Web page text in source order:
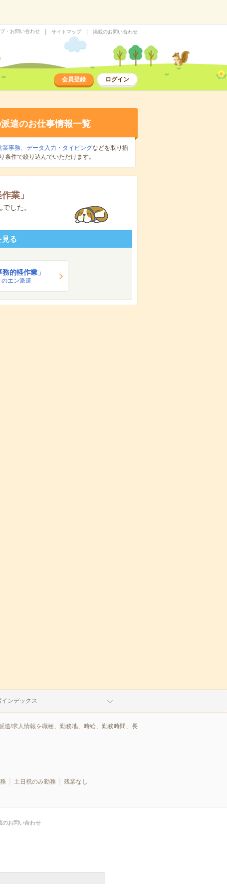
・お問い合わせ サイトマップ 掲載のお問い合わせ
会員登録 ログイン
遣のお仕事情報一覧
業事務、 データ入力・タイピングなどを取り揃
条件で絞り込んでいただけます。
作業 」
した。
見る
務的軽作業」
のエン派遣
インデックス
遣/求人情報を職種、勤務地、時給、勤務時間、長
土日祝のみ勤務
残業なし
のお問い合わせ